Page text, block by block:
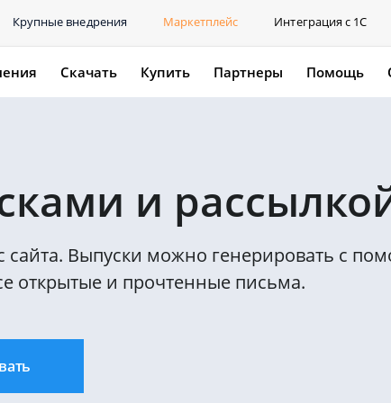
Крупные внедрения Маркетплейс Интеграция с 1С
Скачать Купить Партнеры Помощь
и
сайта. Выпуски можно генерировать с
открытые и прочтенные письма.